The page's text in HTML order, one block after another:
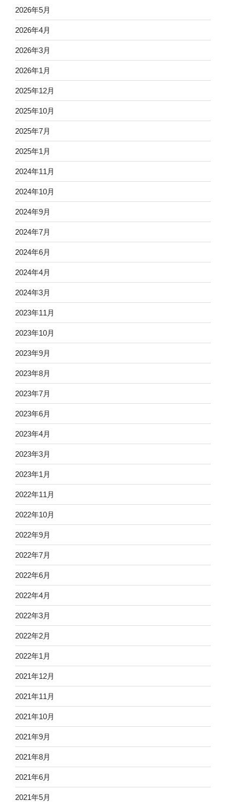
2026年5月
2026年4月
2026年3月
2026年1月
2025年12月
2025年10月
2025年7月
2025年1月
2024年11月
2024年10月
2024年9月
2024年7月
2024年6月
2024年4月
2024年3月
2023年11月
2023年10月
2023年9月
2023年8月
2023年7月
2023年6月
2023年4月
2023年3月
2023年1月
2022年11月
2022年10月
2022年9月
2022年7月
2022年6月
2022年4月
2022年3月
2022年2月
2022年1月
2021年12月
2021年11月
2021年10月
2021年9月
2021年8月
2021年6月
2021年5月